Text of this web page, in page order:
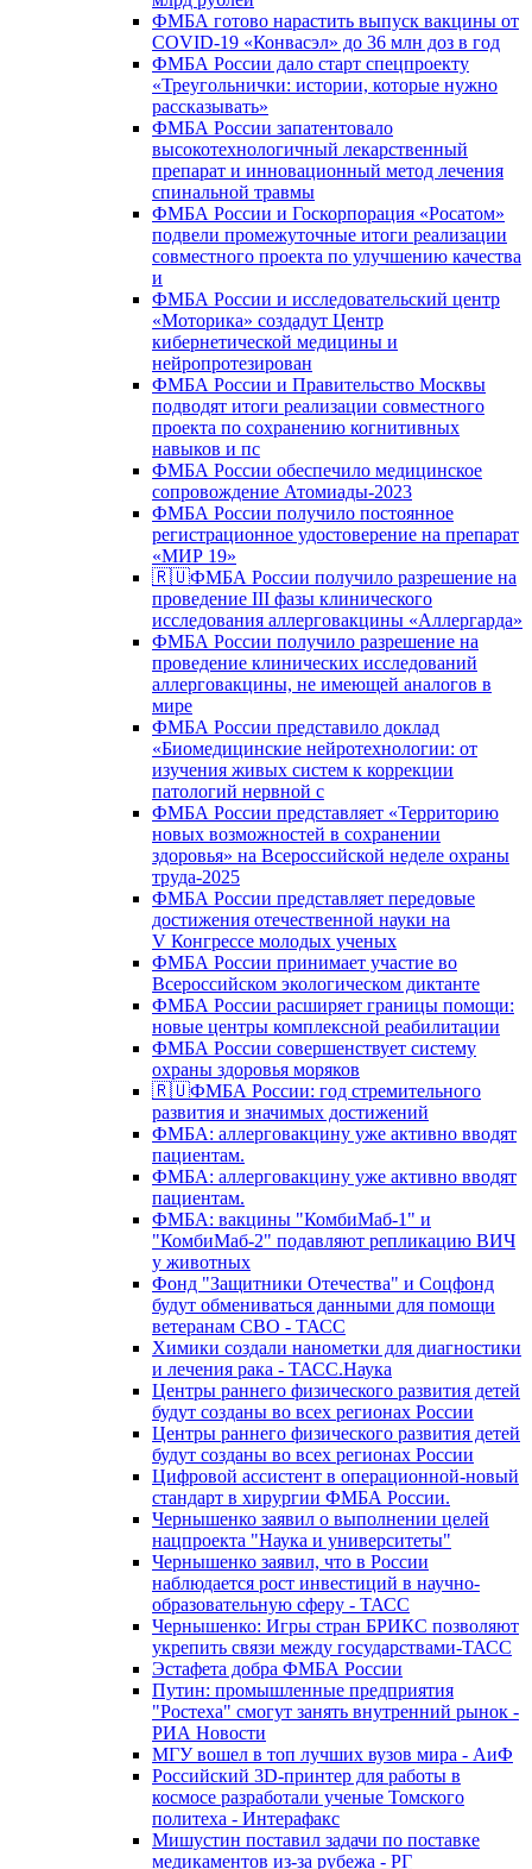
ФМБА готово нарастить выпуск вакцины от
COVID-19 «Конвасэл» до 36 млн доз в год
ФМБА России дало старт спецпроекту
«Треугольнички: истории, которые нужно
рассказывать»
ФМБА России запатентовало
высокотехнологичный лекарственный
препарат и инновационный метод лечения
спинальной травмы
ФМБА России и Госкорпорация «Росатом»
подвели промежуточные итоги реализации
совместного проекта по улучшению качества
и
ФМБА России и исследовательский центр
«Моторика» создадут Центр
кибернетической медицины и
нейропротезирован
ФМБА России и Правительство Москвы
подводят итоги реализации совместного
проекта по сохранению когнитивных
навыков и пс
ФМБА России обеспечило медицинское
сопровождение Атомиады-2023
ФМБА России получило постоянное
регистрационное удостоверение на препарат
«МИР 19»
🇷🇺ФМБА России получило разрешение на
проведение III фазы клинического
исследования аллерговакцины «Аллергарда»
ФМБА России получило разрешение на
проведение клинических исследований
аллерговакцины, не имеющей аналогов в
мире
ФМБА России представило доклад
«Биомедицинские нейротехнологии: от
изучения живых систем к коррекции
патологий нервной с
ФМБА России представляет «Территорию
новых возможностей в сохранении
здоровья» на Всероссийской неделе охраны
труда-2025
ФМБА России представляет передовые
достижения отечественной науки на
V Конгрессе молодых ученых
ФМБА России принимает участие во
Всероссийском экологическом диктанте
ФМБА России расширяет границы помощи:
новые центры комплексной реабилитации
ФМБА России совершенствует систему
охраны здоровья моряков
🇷🇺ФМБА России: год стремительного
развития и значимых достижений
ФМБА: аллерговакцину уже активно вводят
пациентам.
ФМБА: аллерговакцину уже активно вводят
пациентам.
ФМБА: вакцины "КомбиМаб-1" и
"КомбиМаб-2" подавляют репликацию ВИЧ
у животных
Фонд "Защитники Отечества" и Соцфонд
будут обмениваться данными для помощи
ветеранам СВО - ТАСС
Химики создали нанометки для диагностики
и лечения рака - ТАСС.Наука
Центры раннего физического развития детей
будут созданы во всех регионах России
Центры раннего физического развития детей
будут созданы во всех регионах России
Цифровой ассистент в операционной-новый
стандарт в хирургии ФМБА России.
Чернышенко заявил о выполнении целей
нацпроекта "Наука и университеты"
Чернышенко заявил, что в России
наблюдается рост инвестиций в научно-
образовательную сферу - ТАСС
Чернышенко: Игры стран БРИКС позволяют
укрепить связи между государствами-ТАСС
Эстафета добра ФМБА России
Путин: промышленные предприятия
"Ростеха" смогут занять внутренний рынок -
РИА Новости
МГУ вошел в топ лучших вузов мира - АиФ
Российский 3D-принтер для работы в
космосе разработали ученые Томского
политеха - Интерафакс
Мишустин поставил задачи по поставке
медикаментов из-за рубежа - РГ